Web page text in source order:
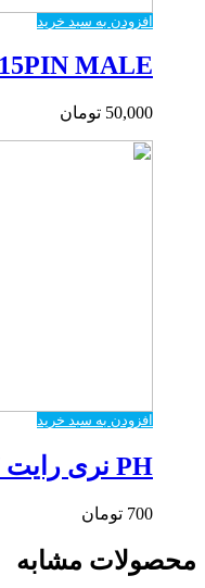
افزودن به سبد خرید
MALE
50,000 تومان
افزودن به سبد خرید
PH نری رایت 7 پین
700 تومان
محصولات مشابه